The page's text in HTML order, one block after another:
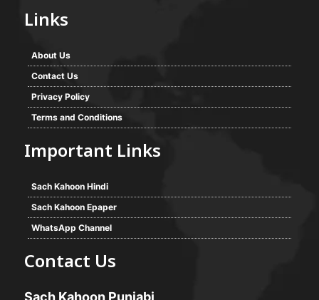
Links
About Us
Contact Us
Privacy Policy
Terms and Conditions
Important Links
Sach Kahoon Hindi
Sach Kahoon Epaper
WhatsApp Channel
Contact Us
Sach Kahoon Punjabi